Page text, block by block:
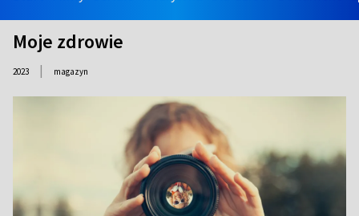
Moje zdrowie
2023 | magazyn